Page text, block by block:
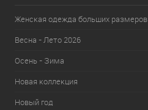
Женская одежда больших размеров
Весна - Лето 2026
Осень - Зима
Новая коллекция
Новый год